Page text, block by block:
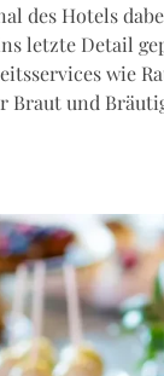
des Hotels
letzte Detail
wie
Braut und